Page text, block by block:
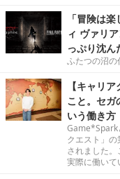
「冒険は
ィ ヴァリ
っぷり沈ん
ふたつの沼の
【キャリ
こと。セガ
いう働き方
Game*Spark
クエスト」
されました
実際に働いて